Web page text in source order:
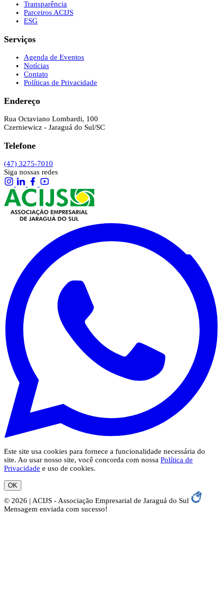
Transparência
Parceiros ACIJS
ESG
Serviços
Agenda de Eventos
Notícias
Contato
Políticas de Privacidade
Endereço
Rua Octaviano Lombardi, 100
Czerniewicz - Jaraguá do Sul/SC
Telefone
(47) 3275-7010
Siga nossas redes
Este site usa cookies para fornece a funcionalidade necessária do
site. Ao usar nosso site, você concorda com nossa Política de
Privacidade e uso de cookies.
OK
© 2026 | ACIJS - Associação Empresarial de Jaraguá do Sul
Mensagem enviada com sucesso!